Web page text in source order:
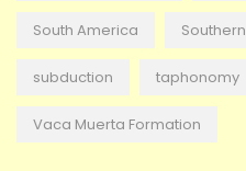
South America
subduction taphonomy
Vaca Muerta Formation